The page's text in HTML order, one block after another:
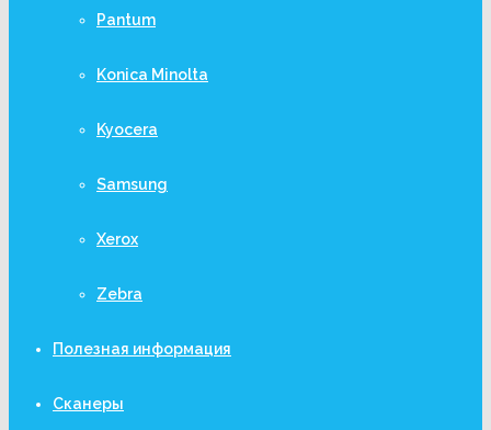
Pantum
Konica Minolta
Kyocera
Samsung
Xerox
Zebra
Полезная информация
Сканеры